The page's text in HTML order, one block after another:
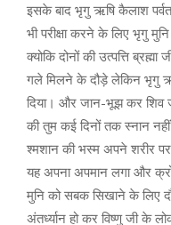
इसके बाद भृगु ऋषि कैलाश
भी परीक्षा करने के लिए भृगु
क्योकि दोनों की उत्पत्ति
गले मिलने के दौड़े लेकिन भृगु
दिया। और जान-भूझ कर शिव
की तुम कई दिनों तक स्नान
श्मशान की भस्म अपने शरीर
यह अपना अपमान लगा और
मुनि को सबक सिखाने के लिए
अंतर्ध्यान हो कर विष्णु जी के